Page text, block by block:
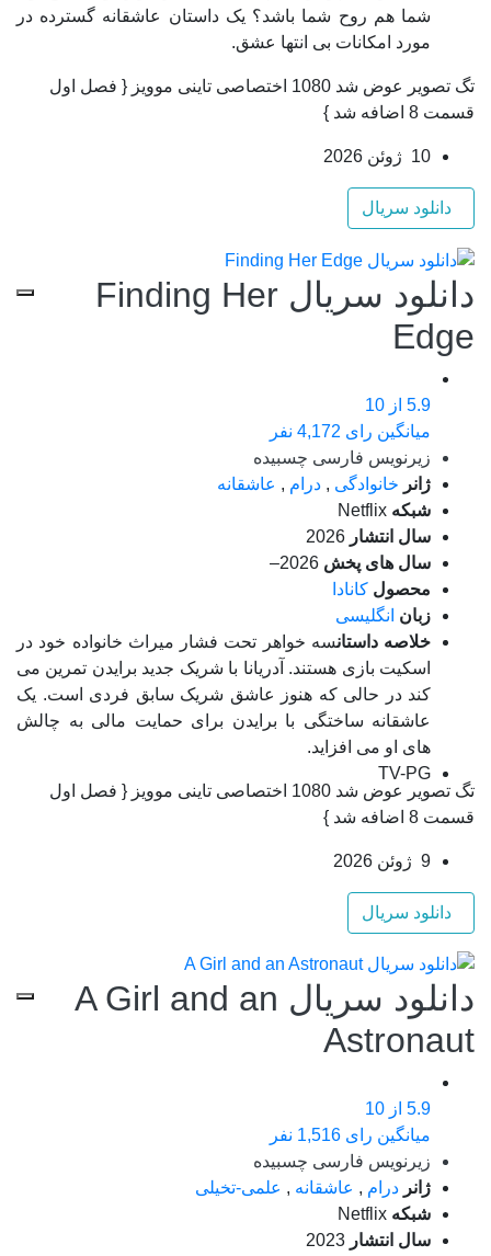
شما هم روح شما باشد؟ یک داستان عاشقانه گسترده در
مورد امکانات بی انتها عشق.
تگ تصویر عوض شد 1080 اختصاصی تاینی موویز { فصل اول
قسمت 8 اضافه شد }
10 ژوئن 2026
دانلود سریال
دانلود سریال Finding Her
Edge
5.9 از 10
میانگین رای 4,172 نفر
زیرنویس فارسی چسبیده
ژانر خانوادگی , درام , عاشقانه
شبکه Netflix
سال انتشار 2026
سال های پخش 2026–
محصول کانادا
زبان انگلیسی
خلاصه داستانسه خواهر تحت فشار میراث خانواده خود در
اسکیت بازی هستند. آدریانا با شریک جدید برایدن تمرین می
کند در حالی که هنوز عاشق شریک سابق فردی است. یک
عاشقانه ساختگی با برایدن برای حمایت مالی به چالش
های او می افزاید.
TV-PG
تگ تصویر عوض شد 1080 اختصاصی تاینی موویز { فصل اول
قسمت 8 اضافه شد }
9 ژوئن 2026
دانلود سریال
دانلود سریال A Girl and an
Astronaut
5.9 از 10
میانگین رای 1,516 نفر
زیرنویس فارسی چسبیده
ژانر درام , عاشقانه , علمی-تخیلی
شبکه Netflix
سال انتشار 2023